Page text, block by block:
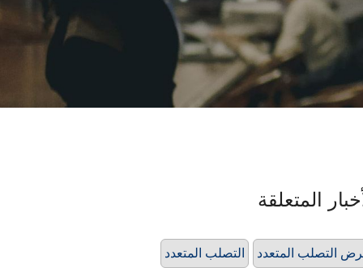
المتعلقة
التصلب المتعدد التصلب المتعدد